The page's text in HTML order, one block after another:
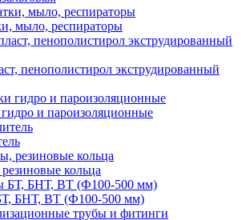
мыло, респираторы
пенополистирол экструдированный
и пароизоляционные
кольца
БНТ, ВТ (Ф100-500 мм)